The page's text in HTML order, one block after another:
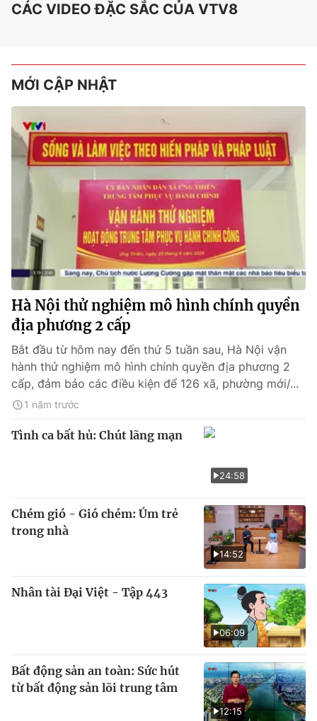
CÁC VIDEO ĐẶC SẮC CỦA VTV8
MỚI CẬP NHẬT
Hà Nội thử nghiệm mô hình chính quyền
địa phương 2 cấp
Bắt đầu từ hôm nay đến thứ 5 tuần sau, Hà Nội vận
hành thử nghiệm mô hình chính quyền địa phương 2
cấp, đảm bảo các điều kiện để 126 xã, phường mới/...
1 năm trước
24:58
Tình ca bất hủ: Chút lãng mạn
14:52
Chém gió - Gió chém: Úm trẻ
trong nhà
06:09
Nhân tài Đại Việt - Tập 443
12:15
Bất động sản an toàn: Sức hút
từ bất động sản lõi trung tâm